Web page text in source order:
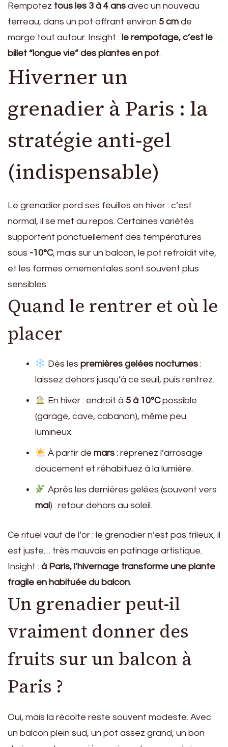
Rempotez tous les 3 à 4 ans avec un nouveau
terreau, dans un pot offrant environ 5 cm de
marge tout autour. Insight : le rempotage, c’est le
billet “longue vie” des plantes en pot.
Hiverner un
grenadier à Paris : la
stratégie anti-gel
(indispensable)
Le grenadier perd ses feuilles en hiver : c’est
normal, il se met au repos. Certaines variétés
supportent ponctuellement des températures
sous -10°C, mais sur un balcon, le pot refroidit vite,
et les formes ornementales sont souvent plus
sensibles.
Quand le rentrer et où le
placer
Dès les premières gelées nocturnes:
laissez dehors jusqu’à ce seuil, puis rentrez.
En hiver : endroit à 5 à 10°Cpossible
(garage, cave, cabanon), même peu
lumineux.
À partir de mars: reprenez l’arrosage
doucement et réhabituez à la lumière.
Après les dernières gelées (souvent vers
mai) : retour dehors au soleil.
Ce rituel vaut de l’or : le grenadier n’est pas frileux, il
est juste… très mauvais en patinage artistique.
Insight : à Paris, l’hivernage transforme une plante
fragile en habituée du balcon.
Un grenadier peut-il
vraiment donner des
fruits sur un balcon à
Paris ?
Oui, mais la récolte reste souvent modeste. Avec
un balcon plein sud, un pot assez grand, un bon